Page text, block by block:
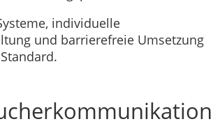
individuelle
und barrierefreie Umsetzung